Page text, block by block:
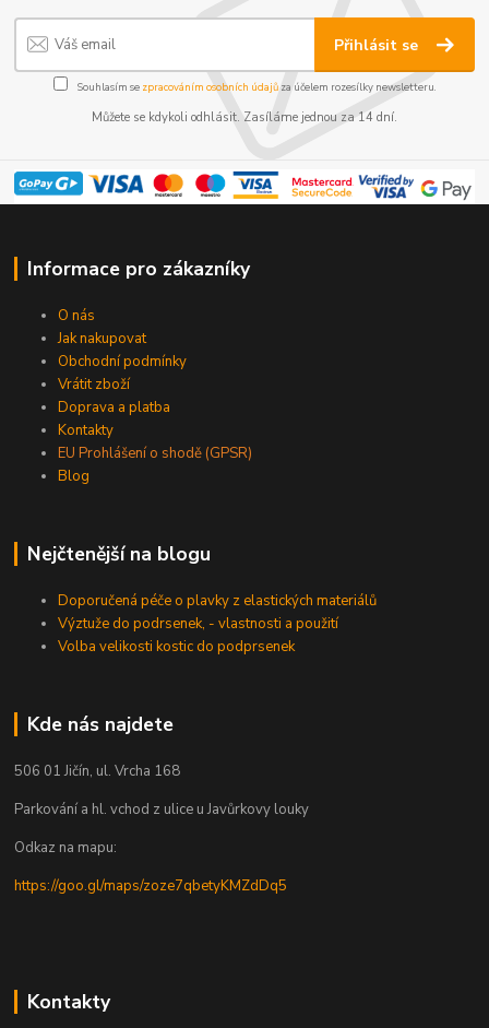
Přihlásit se
Souhlasím se zpracováním osobních údajůza účelem rozesílky newsletteru.
Můžete se kdykoli odhlásit. Zasíláme jednou za 14 dní.
Informace pro zákazníky
O nás
Jak nakupovat
Obchodní podmínky
Vrátit zboží
Doprava a platba
Kontakty
EU Prohlášení o shodě (GPSR)
Blog
Nejčtenější na blogu
Doporučená péče o plavky z elastických materiálů
Výztuže do podrsenek, - vlastnosti a použití
Volba velikosti kostic do podprsenek
Kde nás najdete
506 01 Jičín, ul. Vrcha 168
Parkování a hl. vchod z ulice u Javůrkovy louky
Odkaz na mapu:
https://goo.gl/maps/zoze7qbetyKMZdDq5
Kontakty